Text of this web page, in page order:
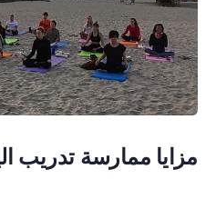
مزايا ممارسة تدريب